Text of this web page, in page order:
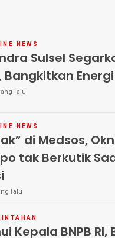
NEWS
Sulsel
Bangkitkan
lalu
NEWS
di Medsos,
tak Berkutik
lalu
Kepala BNPB RI,